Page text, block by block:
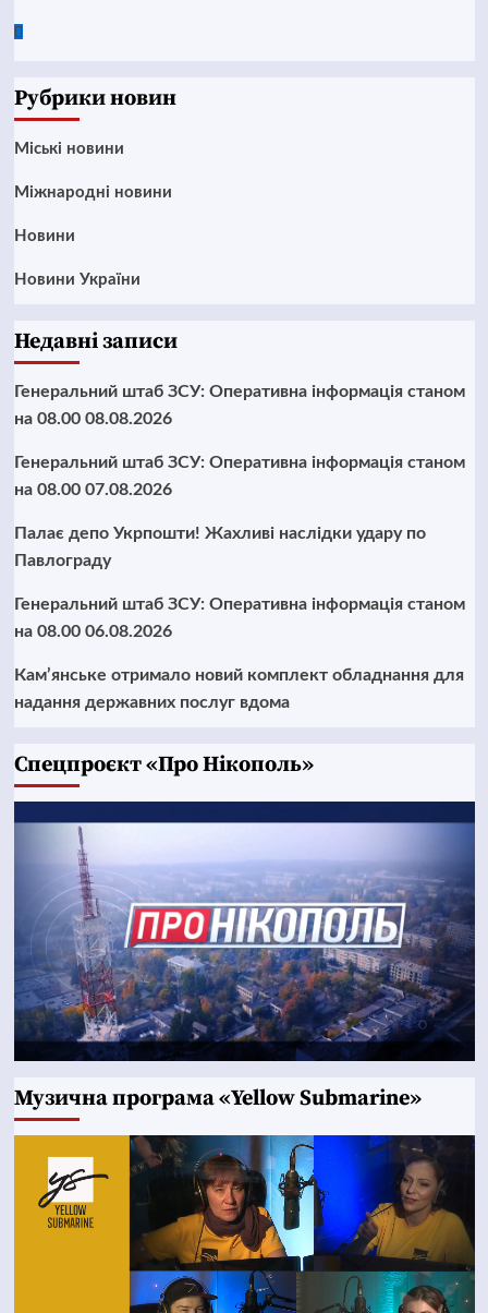
Google
Рубрики новин
Mіські новини
Міжнародні новини
Новини
Новини України
Недавні записи
Генеральний штаб ЗСУ: Оперативна інформація станом
на 08.00 08.08.2026
Генеральний штаб ЗСУ: Оперативна інформація станом
на 08.00 07.08.2026
Палає депо Укрпошти! Жахливі наслідки удару по
Павлограду
Генеральний штаб ЗСУ: Оперативна інформація станом
на 08.00 06.08.2026
Кам’янське отримало новий комплект обладнання для
надання державних послуг вдома
Cпецпроєкт «Про Нікополь»
Музична програма «Yellow Submarine»